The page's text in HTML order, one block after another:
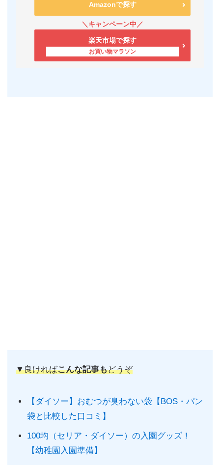
Amazonで探す
楽天市場で探す
▼良ければこんな記事もどうぞ
【ダイソー】おむつが臭わない袋【BOS・パン
袋と比較した口コミ】
100均（セリア・ダイソー）の入園グッズ！
【幼稚園入園準備】